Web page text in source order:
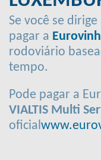
Se você se
pagar a
rodoviário
tempo.
Pode pagar a
VIALTIS Multi
oficial